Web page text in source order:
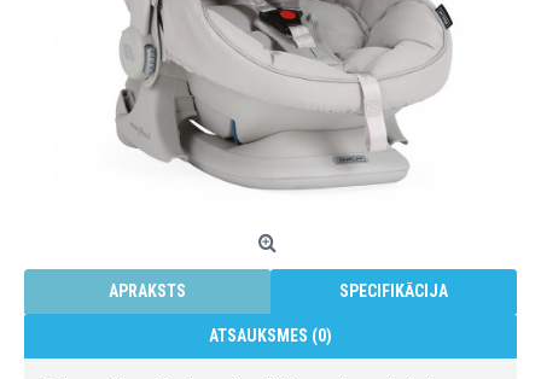
APRAKSTS SPECIFIKĀCIJA
ATSAUKSMES (0)